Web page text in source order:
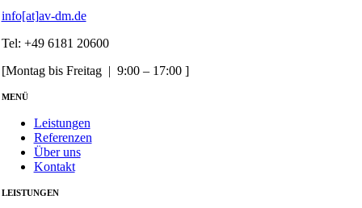
info[at]av-dm.de
Tel: +49 6181 20600
[Montag bis Freitag | 9:00 – 17:00 ]
MENÜ
Leistungen
Referenzen
Über uns
Kontakt
LEISTUNGEN